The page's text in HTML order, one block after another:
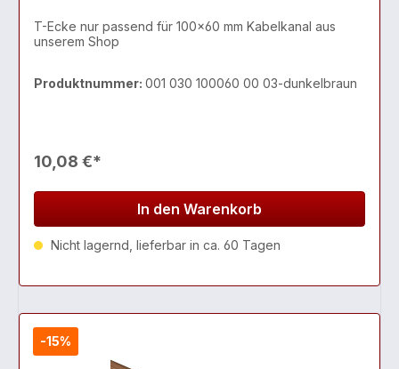
T-Ecke nur passend für 100x60 mm Kabelkanal aus
unserem Shop
Produktnummer: 001 030 100060 00 03-dunkelbraun
10,08 €*
In den Warenkorb
Nicht lagernd, lieferbar in ca. 60 Tagen
-15%